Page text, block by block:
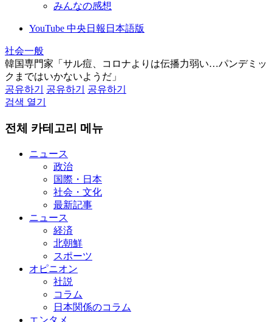
みんなの感想
YouTube 中央日報日本語版
社会一般
韓国専門家「サル痘、コロナよりは伝播力弱い…パンデミッ
クまではいかないようだ」
공유하기
공유하기
공유하기
검색 열기
전체 카테고리 메뉴
ニュース
政治
国際・日本
社会・文化
最新記事
ニュース
経済
北朝鮮
スポーツ
オピニオン
社説
コラム
日本関係のコラム
エンタメ